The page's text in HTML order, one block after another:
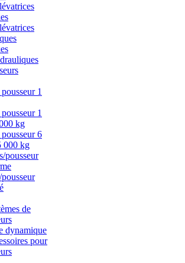
1
1
kg
6
000 kg
pousseur
de
dynamique
pour